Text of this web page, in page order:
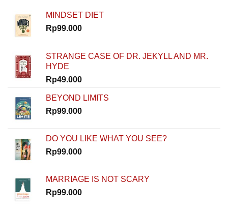
Nur
Ibrahim
Buktiin
Dimulai
Nol
How
To
Start
MINDSET DIET
Rp99.000
STRANGE CASE OF DR. JEKYLL AND MR.
HYDE
Rp49.000
BEYOND LIMITS
Rp99.000
DO YOU LIKE WHAT YOU SEE?
Rp99.000
MARRIAGE IS NOT SCARY
Rp99.000